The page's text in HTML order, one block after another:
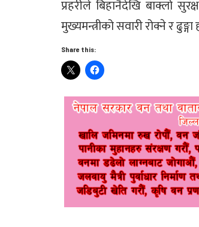
प्रहरीले बिहानैदेखि बाक्लो
मुख्यमन्त्रीको सवारी रोक्ने र
Share this: